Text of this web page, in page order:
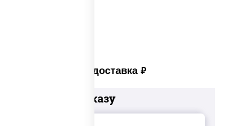
Платная доставка руб
Добавьте к заказу